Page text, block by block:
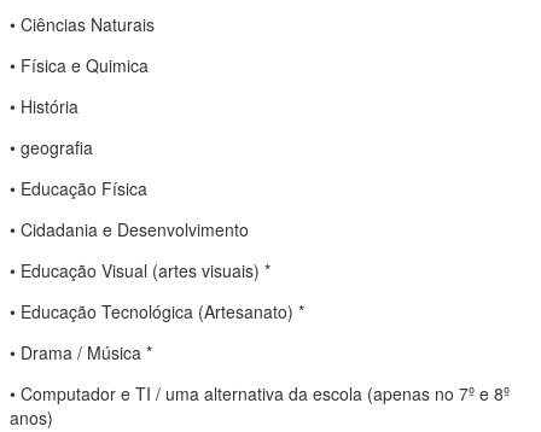
• Ciências Naturais
• Física e Quimica
• História
• geografia
• Educação Física
• Cidadania e Desenvolvimento
• Educação Visual (artes visuais) *
• Educação Tecnológica (Artesanato) *
• Drama / Música *
• Computador e TI / uma alternativa da escola (apenas no 7º e 8º
anos)